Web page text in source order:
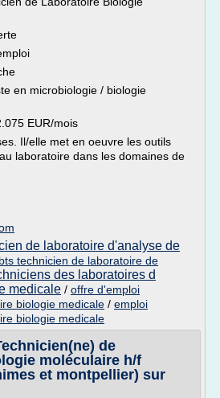
en microbiologie / biologie
EUR/mois
Il/elle met en oeuvre les outils
laboratoire dans les domaines de
de laboratoire d'analyse de
bts technicien de laboratoire de
des laboratoires d
medicale / offre d'emploi
biologie medicale / emploi
biologie medicale
de
moléculaire h/f
et montpellier) sur